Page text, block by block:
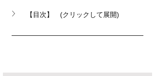
【目次】　(クリックして展開)